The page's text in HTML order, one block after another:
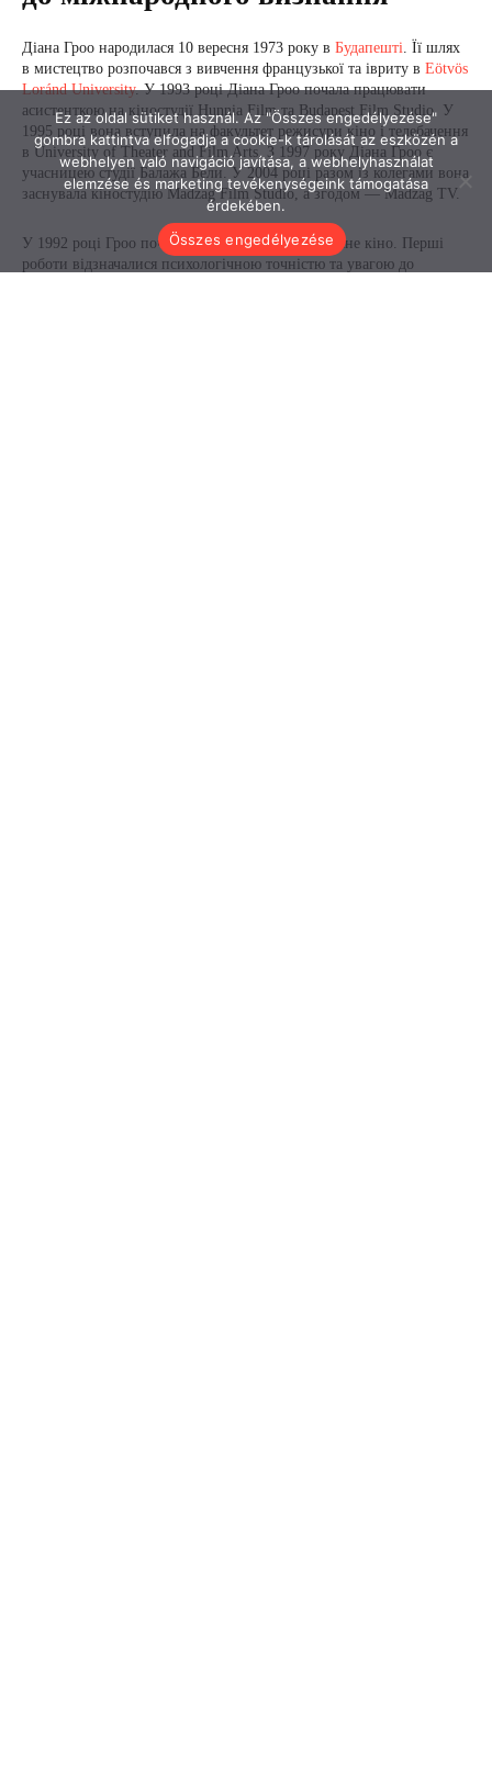
Ez az oldal sütiket használ. Az "Összes engedélyezése"
gombra kattintva elfogadja a cookie-k tárolását az eszközén a
webhelyen való navigáció javítása, a webhelyhasználat
elemzése és marketing tevékenységeink támogatása
érdekében.
Összes engedélyezése